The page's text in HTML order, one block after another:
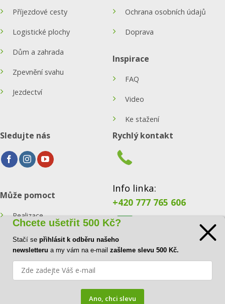
Příjezdové cesty
Logistické plochy
Dům a zahrada
Zpevnění svahu
Jezdectví
Ochrana osobních údajů
Doprava
Inspirace
FAQ
Video
Ke stažení
Sledujte nás
Může pomoct
Realizace
Konfigurátor
Kontakt
Rychlý kontakt
Info linka:
+420 777 765 606
E-mail:
Chcete ušetřit 500 Kč?
Stačí se přihlásit k odběru našeho
newsletteru a my vám na e-mail zašleme slevu 500 Kč.
Ano, chci slevu